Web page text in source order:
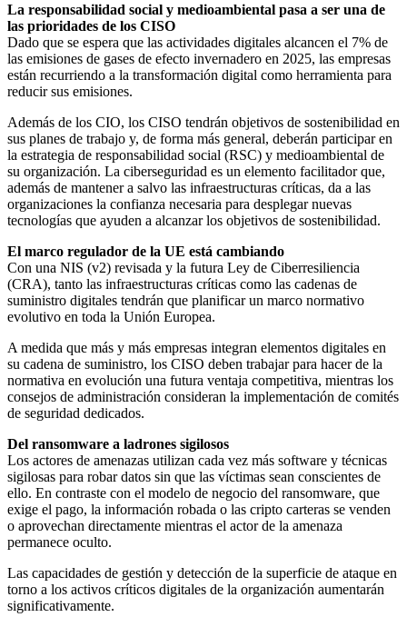
La responsabilidad social y medioambiental pasa a ser una de
las prioridades de los CISO
Dado que se espera que las actividades digitales alcancen el 7% de
las emisiones de gases de efecto invernadero en 2025, las empresas
están recurriendo a la transformación digital como herramienta para
reducir sus emisiones.
Además de los CIO, los CISO tendrán objetivos de sostenibilidad en
sus planes de trabajo y, de forma más general, deberán participar en
la estrategia de responsabilidad social (RSC) y medioambiental de
su organización. La ciberseguridad es un elemento facilitador que,
además de mantener a salvo las infraestructuras críticas, da a las
organizaciones la confianza necesaria para desplegar nuevas
tecnologías que ayuden a alcanzar los objetivos de sostenibilidad.
El marco regulador de la UE está cambiando
Con una NIS (v2) revisada y la futura Ley de Ciberresiliencia
(CRA), tanto las infraestructuras críticas como las cadenas de
suministro digitales tendrán que planificar un marco normativo
evolutivo en toda la Unión Europea.
A medida que más y más empresas integran elementos digitales en
su cadena de suministro, los CISO deben trabajar para hacer de la
normativa en evolución una futura ventaja competitiva, mientras los
consejos de administración consideran la implementación de comités
de seguridad dedicados.
Del ransomware a ladrones sigilosos
Los actores de amenazas utilizan cada vez más software y técnicas
sigilosas para robar datos sin que las víctimas sean conscientes de
ello. En contraste con el modelo de negocio del ransomware, que
exige el pago, la información robada o las cripto carteras se venden
o aprovechan directamente mientras el actor de la amenaza
permanece oculto.
Las capacidades de gestión y detección de la superficie de ataque en
torno a los activos críticos digitales de la organización aumentarán
significativamente.